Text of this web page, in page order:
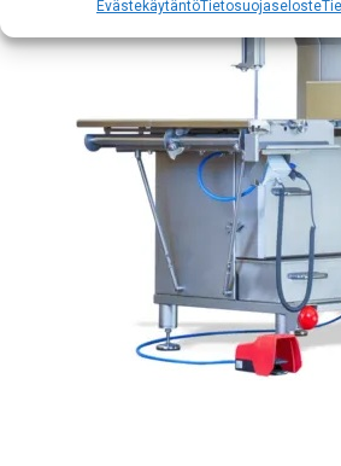
EvästekäytäntöTietosuojaseloste